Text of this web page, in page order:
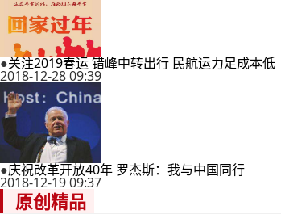
●关注2019春运 错峰中转出行 民航运力足成本低
2018-12-28 09:39
●庆祝改革开放40年 罗杰斯：我与中国同行
2018-12-19 09:37
原创精品